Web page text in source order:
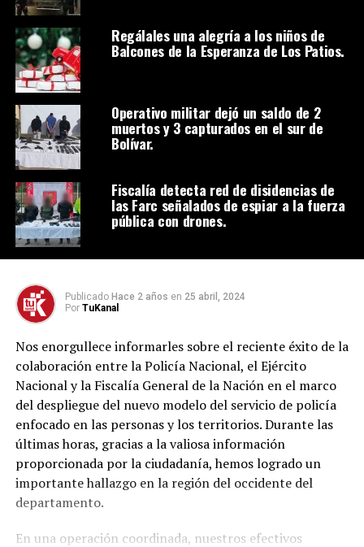
Regálales una alegría a los niños de
Balcones de la Esperanza de Los Patios.
Operativo militar dejó un saldo de 2
muertos y 3 capturados en el sur de
Bolívar.
Fiscalía detecta red de disidencias de
las Farc señalados de espiar a la fuerza
pública con drones.
Publicado Hace 2 años en 25 abril, 2024
Por TuKanal
Nos enorgullece informarles sobre el reciente éxito de la
colaboración entre la Policía Nacional, el Ejército
Nacional y la Fiscalía General de la Nación en el marco
del despliegue del nuevo modelo del servicio de policía
enfocado en las personas y los territorios. Durante las
últimas horas, gracias a la valiosa información
proporcionada por la ciudadanía, hemos logrado un
importante hallazgo en la región del occidente del
departamento.
En una operación coordinada, nuestros efectivos